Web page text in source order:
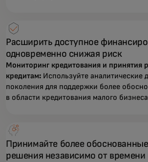
Расширить доступное
одновременно снижая риск
Мониторинг кредитования и принятия
кредитам: Используйте аналитические
поколения для поддержки более
в области кредитования малого
Принимайте более
решения независимо от времени